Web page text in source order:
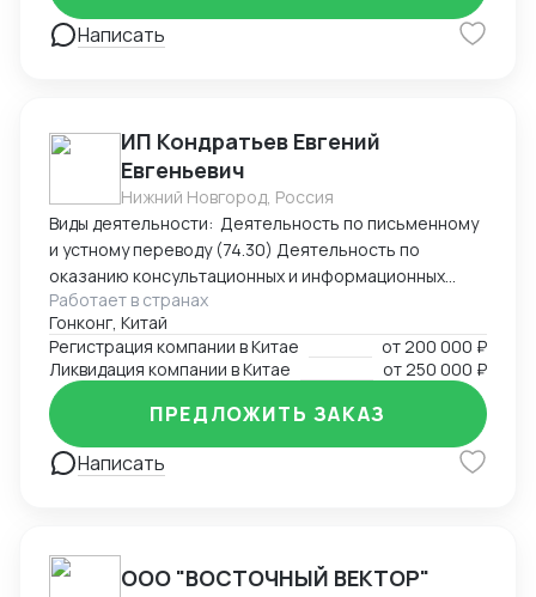
Написать
ИП Кондратьев Евгений
Евгеньевич
Нижний Новгород, Россия
Виды деятельности: Деятельность по письменному
и устному переводу (74.30) Деятельность по
оказанию консультационных и информационных
услуг (63.99.1) Услуги по бронированию прочие и
сопутствующая деятельность (79.90)
Работает в странах
Гонконг, Китай
Регистрация компании в Китае
от200 000 ₽
Ликвидация компании в Китае
от250 000 ₽
Написать
ПРЕДЛОЖИТЬ ЗАКАЗ
ООО "ВОСТОЧНЫЙ ВЕКТОР"